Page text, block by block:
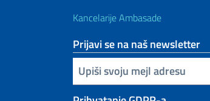
Kancelarije Ambasade
Prijavi se na naš newsletter
Upiši vaš imejl